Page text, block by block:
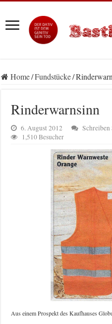
Home/Fundstücke/
Rinderwarnsinn
6. August 2012
1,510 Besucher
Aus einem Prospekt des Kaufhauses